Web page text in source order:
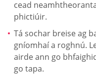
cead
phictiúir.
Tá sochar breise ag
gníomhaí a roghnú.
airde ann go
go tapa.